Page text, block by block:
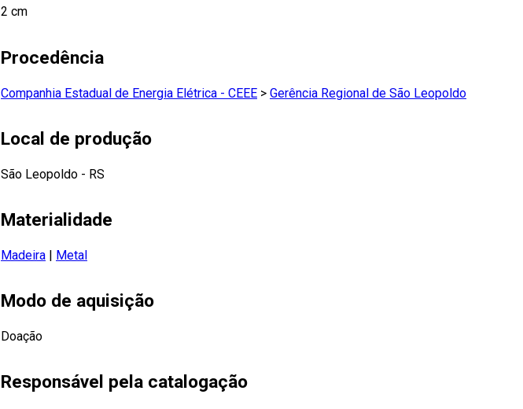
2 cm
Procedência
Companhia Estadual de Energia Elétrica - CEEE > Gerência Regional de São Leopoldo
Local de produção
São Leopoldo - RS
Materialidade
Madeira | Metal
Modo de aquisição
Doação
Responsável pela catalogação